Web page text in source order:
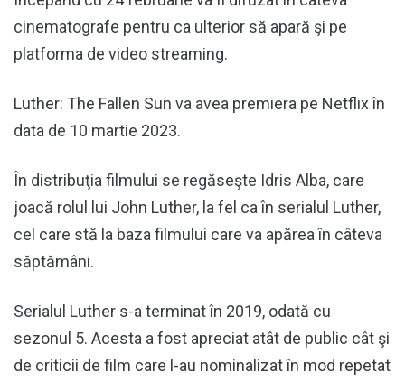
cinematografe pentru ca ulterior să apară şi pe
platforma de video streaming.
Luther: The Fallen Sun va avea premiera pe Netflix în
data de 10 martie 2023.
În distribuţia filmului se regăseşte Idris Alba, care
joacă rolul lui John Luther, la fel ca în serialul Luther,
cel care stă la baza filmului care va apărea în câteva
săptămâni.
Serialul Luther s-a terminat în 2019, odată cu
sezonul 5. Acesta a fost apreciat atât de public cât şi
de criticii de film care l-au nominalizat în mod repetat